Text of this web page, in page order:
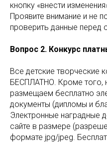
кнопку «внести
Проявите внимание и не
проверить данные перед
Вопрос 2. Конкурс
Все детские творческие
БЕСПЛАТНО. Кроме того,
размещаем бесплатно
документы (дипломы и
Электронные наградные
сайте в размере
формате jpg/jpeg.